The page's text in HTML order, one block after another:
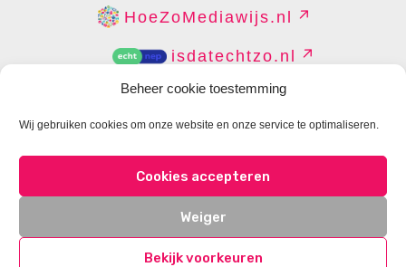
Beheer cookie toestemming
Wij gebruiken cookies om onze website en onze service te optimaliseren.
Cookies accepteren
Weiger
Bekijk voorkeuren
HoeZoMediawijs.nl
isdatechtzo.nl
DISCLAIMER PRIVACY
CONTACT
COOKIES BEHEREN